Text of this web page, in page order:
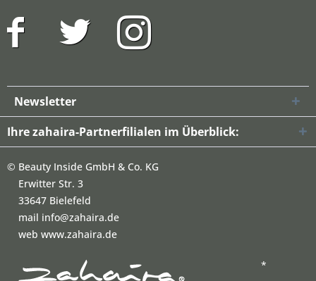
Newsletter
Ihre zahaira-Partnerfilialen im Überblick:
© Beauty Inside GmbH & Co. KG
Erwitter Str. 3
33647 Bielefeld
mail info@zahaira.de
web www.zahaira.de
*